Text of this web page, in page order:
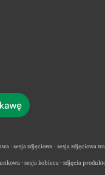
· sesja zdjęciowa · sesja zdjęciowa
· sesja kobieca · zdjęcia